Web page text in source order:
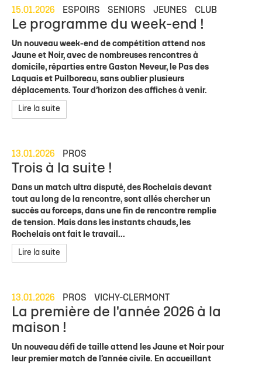
15.01.2026 ESPOIRS SENIORS JEUNES CLUB
Le programme du week-end !
Un nouveau week-end de compétition attend nos
Jaune et Noir, avec de nombreuses rencontres à
domicile, réparties entre Gaston Neveur, le Pas des
Laquais et Puilboreau, sans oublier plusieurs
déplacements. Tour d’horizon des affiches à venir.
Lire la suite
13.01.2026 PROS
Trois à la suite !
Dans un match ultra disputé, des Rochelais devant
tout au long de la rencontre, sont allés chercher un
succès au forceps, dans une fin de rencontre remplie
de tension. Mais dans les instants chauds, les
Rochelais ont fait le travail...
Lire la suite
13.01.2026 PROS VICHY-CLERMONT
La première de l'année 2026 à la
maison !
Un nouveau défi de taille attend les Jaune et Noir pour
leur premier match de l’année civile. En accueillant